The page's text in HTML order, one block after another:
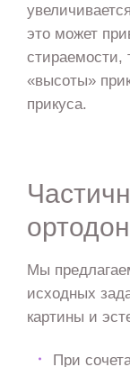
это может
«высоты»
прикуса.
Мы
исходных
картины и
При